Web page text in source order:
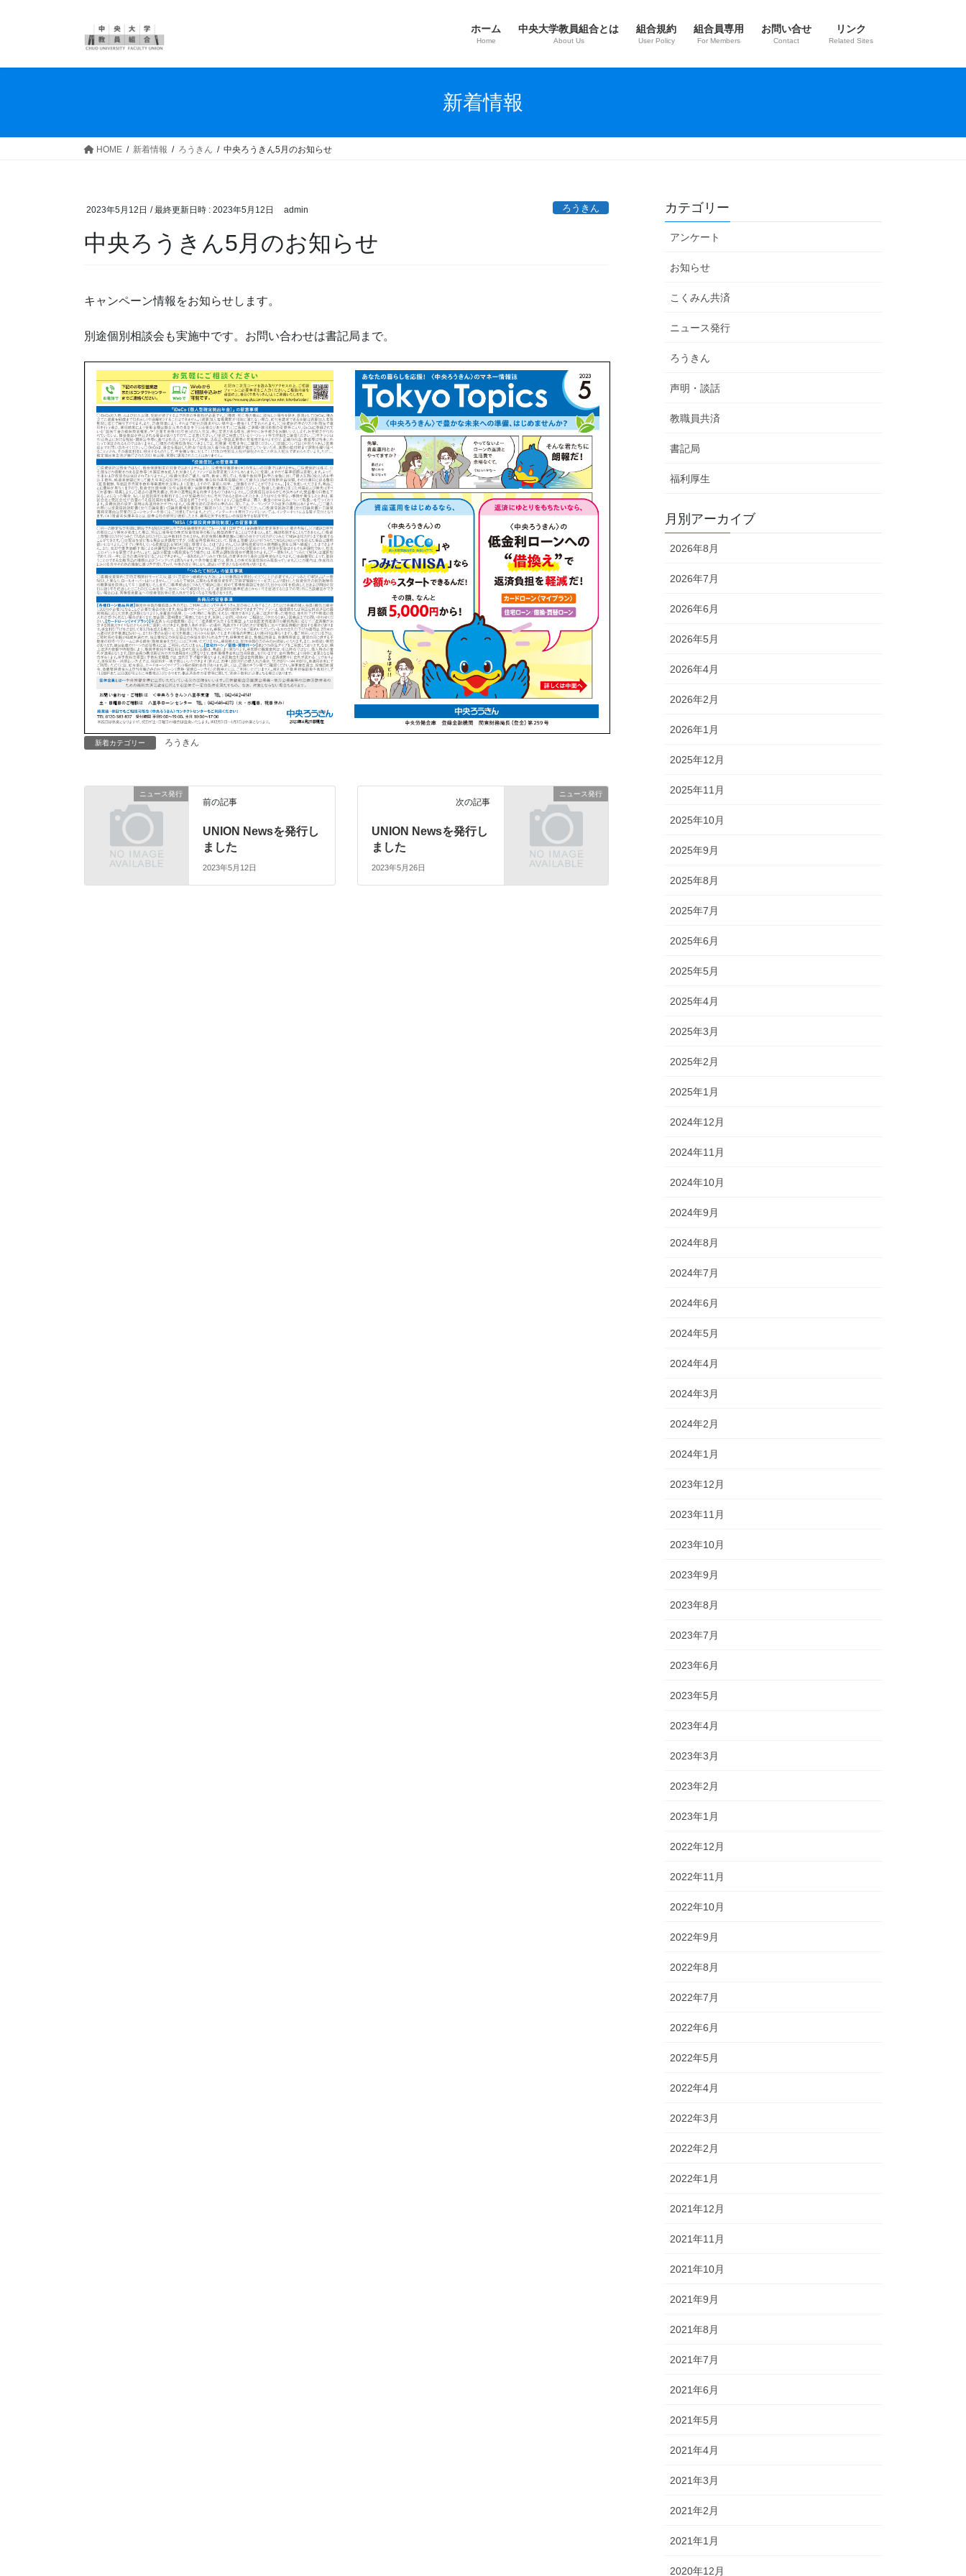
ホーム
Home
中央大学教員組合とは
About Us
組合規約
User Policy
組合員専用
For Members
お問い合せ
Contact
リンク
Related Sites
新着情報
HOME 新着情報 ろうきん 中央ろうきん5月のお知らせ
2023年5月12日 / 最終更新日時 : 2023年5月12日 admin ろうきん
中央ろうきん5月のお知らせ
キャンペーン情報をお知らせします。
別途個別相談会も実施中です。お問い合わせは書記局まで。
新着カテゴリー ろうきん
ニュース発行
前の記事
UNION Newsを発行し
ました
2023年5月12日
ニュース発行
次の記事
UNION Newsを発行し
ました
2023年5月26日
カテゴリー
アンケート
お知らせ
こくみん共済
ニュース発行
ろうきん
声明・談話
教職員共済
書記局
福利厚生
月別アーカイブ
2026年8月
2026年7月
2026年6月
2026年5月
2026年4月
2026年2月
2026年1月
2025年12月
2025年11月
2025年10月
2025年9月
2025年8月
2025年7月
2025年6月
2025年5月
2025年4月
2025年3月
2025年2月
2025年1月
2024年12月
2024年11月
2024年10月
2024年9月
2024年8月
2024年7月
2024年6月
2024年5月
2024年4月
2024年3月
2024年2月
2024年1月
2023年12月
2023年11月
2023年10月
2023年9月
2023年8月
2023年7月
2023年6月
2023年5月
2023年4月
2023年3月
2023年2月
2023年1月
2022年12月
2022年11月
2022年10月
2022年9月
2022年8月
2022年7月
2022年6月
2022年5月
2022年4月
2022年3月
2022年2月
2022年1月
2021年12月
2021年11月
2021年10月
2021年9月
2021年8月
2021年7月
2021年6月
2021年5月
2021年4月
2021年3月
2021年2月
2021年1月
2020年12月